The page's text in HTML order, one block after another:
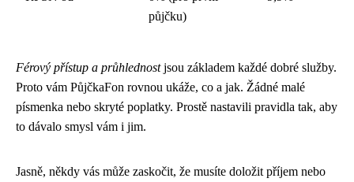
půjčku)
Férový přístup a průhlednostjsou základem každé dobré služby.
Proto vám PůjčkaFon rovnou ukáže, co a jak. Žádné malé
písmenka nebo skryté poplatky. Prostě nastavili pravidla tak, aby
to dávalo smysl vám i jim.
Jasně, někdy vás může zaskočit, že musíte doložit příjem nebo